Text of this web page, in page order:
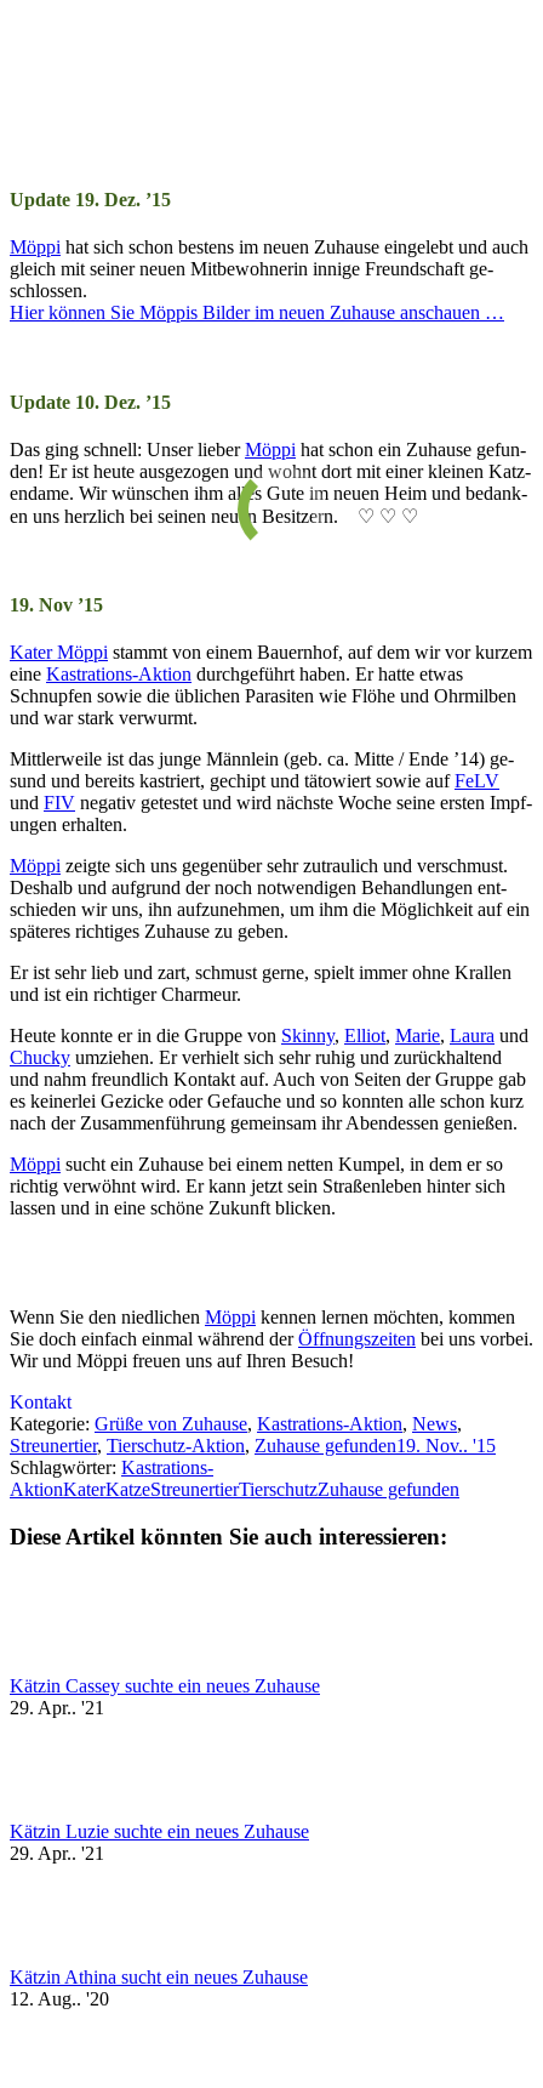
Update 19. Dez. ’15
Möppi hat sich schon bes­tens im neu­en Zu­hau­se ein­ge­lebt und auch
gleich mit sei­ner neu­en Mit­be­wohn­er­in inn­ige Freund­schaft ge­
schlos­sen.
Hier können Sie Möppis Bil­der im neu­en Zu­hau­se an­schau­en …
Update 10. Dez. ’15
Das ging schnell: Unser lieberMöppi hat schon ein Zu­hau­se ge­fun­
den! Er ist heu­te aus­ge­zo­gen und wohnt dort mit ein­er klein­en Katz­
en­da­me. Wir wün­schen ihm alles Gute im neu­en Heim und be­dank­
en uns herz­lich bei sein­en neu­en Be­sitz­ern. ♡ ♡ ♡
19. Nov ’15
Kater Möppi stammt von einem Bau­ern­hof, auf dem wir vor kurz­em
eine Kas­trat­ions-Akt­ion durch­ge­führt ha­ben. Er hatte et­was
Schnupf­en so­wie die üb­lich­en Pa­ra­si­ten wie Flöhe und Ohr­mil­ben
und war stark ver­wurmt.
Mitt­ler­wei­le ist das junge Männ­lein (geb. ca. Mitte / Ende ’14) ge­
sund und bereits ka­striert, ge­chipt und täto­wiert so­wie aufFeLV
und FIV ne­ga­tiv ge­tes­tet und wird nächs­te Woche seine ers­ten Impf­
ung­en er­halten.
Möppi zeigte sich uns ge­gen­über sehr zu­trau­lich und ver­schmust.
Des­halb und auf­grund der noch not­wen­di­gen Be­hand­lung­en ent­
schie­den wir uns, ihn auf­zu­nehm­en, um ihm die Mög­lich­keit auf ein
spä­ter­es rich­ti­ges Zu­hau­se zu geben.
Er ist sehr lieb und zart, schmust gerne, spielt im­mer ohne Kral­len
und ist ein rich­ti­ger Char­meur.
Heute konnte er in die Gruppe von Skinny, Elliot, Marie, Laura und
Chucky um­zie­hen. Er ver­hielt sich sehr ruhig und zu­rück­hal­tend
und nahm freund­lich Kon­takt auf. Auch von Sei­ten der Gruppe gab
es kei­ner­lei Ge­zicke oder Ge­fauche und so konn­ten alle schon kurz
nach der Zu­sam­men­führ­ung ge­mein­sam ihr Abend­es­sen ge­nieß­en.
Möppi sucht ein Zu­hau­se bei ein­em net­ten Kum­pel, in dem er so
rich­tig ver­wöhnt wird. Er kann jetzt sein Stra­ßen­le­ben hin­ter sich
las­sen und in eine schö­ne Zu­kunft blick­en.
Wenn Sie den nied­lich­en Möppi ken­nen ler­nen möch­ten, kom­men
Sie doch ein­fach ein­mal währ­end derÖff­nungs­zei­ten bei uns vor­bei.
Wir und Möppi freu­en uns auf Ihr­en Be­such!
Kontakt
Kategorie: Grüße von Zuhause, Kastrations-Aktion, News,
Streunertier, Tierschutz-Aktion, Zuhause gefunden19. Nov.. '15
Schlagwörter: Kastrations-
AktionKaterKatzeStreunertierTierschutzZuhause gefunden
Diese Artikel könnten Sie auch interessieren:
Kätzin Cassey suchte ein neues Zuhause
29. Apr.. '21
Kätzin Luzie suchte ein neues Zuhause
29. Apr.. '21
Kätzin Athina sucht ein neues Zuhause
12. Aug.. '20